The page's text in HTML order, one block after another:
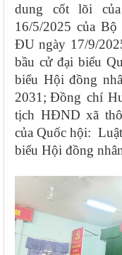
dung cốt lõi
16/5/2025 của Bộ
ĐU ngày 17/9/
bầu cử đại biểu
biểu Hội đồng
2031; Đồng chí
tịch HĐND xã
của Quốc hội:
biểu Hội đồng